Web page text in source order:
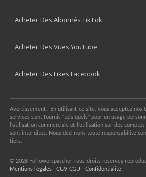
Acheter Des Abonnés TikTok
Acheter Des Vues YouTube
Acheter Des Likes Facebook
Avertissement : En utilisant ce site, vous acceptez nos
services sont fournis "tels quels" pour un usage
l'utilisation commerciale et l'utilisation sur des comptes
sont interdites. Nous déclinons toute responsabilité
tiers.
© 2026 Followerspascher Tous droits réservés
Mentions légales|CGV-CGU Confidentialité